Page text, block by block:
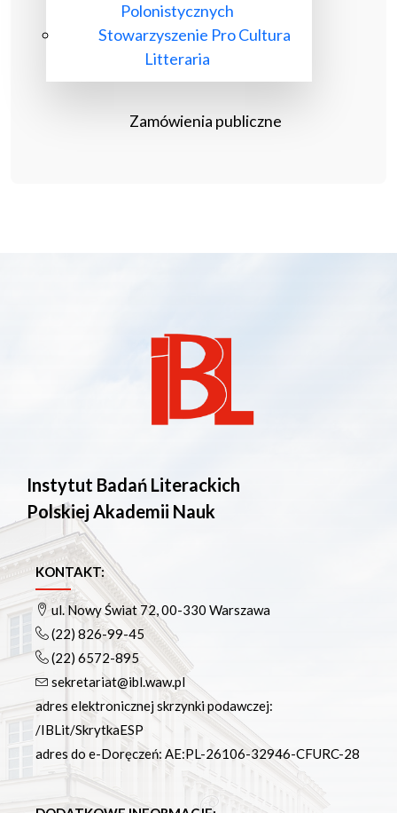
Polonistycznych
Stowarzyszenie Pro Cultura
Litteraria
Zamówienia publiczne
Instytut Badań Literackich
Polskiej Akademii Nauk
KONTAKT:
ul. Nowy Świat 72, 00-330 Warszawa
(22) 826-99-45
(22) 6572-895
sekretariat@ibl.waw.pl
adres elektronicznej skrzynki podawczej:
/IBLit/SkrytkaESP
adres do e-Doręczeń: AE:PL-26106-32946-CFURC-28